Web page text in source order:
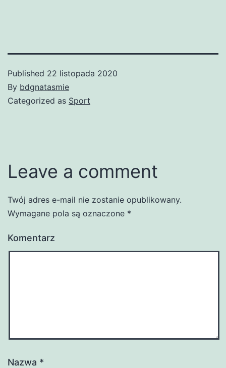
Published 22 listopada 2020
By bdgnatasmie
Categorized as Sport
Leave a comment
Twój adres e-mail nie zostanie opublikowany.
Wymagane pola są oznaczone *
Komentarz
Nazwa *